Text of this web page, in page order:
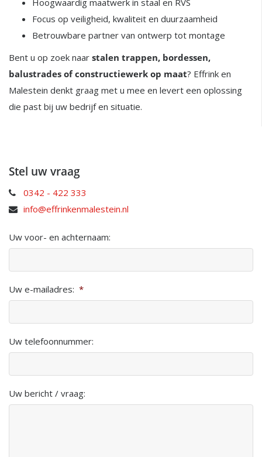
Hoogwaardig maatwerk in staal en RVS
Focus op veiligheid, kwaliteit en duurzaamheid
Betrouwbare partner van ontwerp tot montage
Bent u op zoek naar stalen trappen, bordessen,
balustrades of constructiewerk op maat? Effrink en
Malestein denkt graag met u mee en levert een oplossing
die past bij uw bedrijf en situatie.
Stel uw vraag
0342 - 422 333
info@effrinkenmalestein.nl
Uw voor- en achternaam:
Uw e-mailadres: *
Uw telefoonnummer:
Uw bericht / vraag: